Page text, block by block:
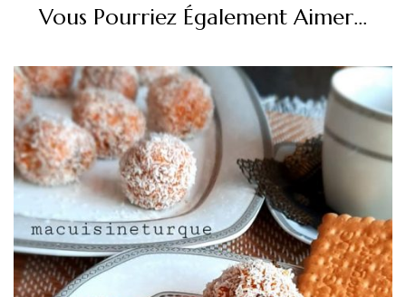
Vous Pourriez Également Aimer...